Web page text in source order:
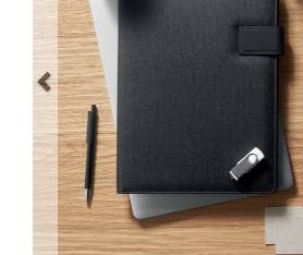
Navidad 🎄 Invierno
Tecnología
Más Regalos